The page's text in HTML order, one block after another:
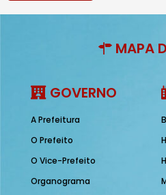
MAPA
GOVERNO
A Prefeitura
O Prefeito
O Vice-Prefeito
Organograma